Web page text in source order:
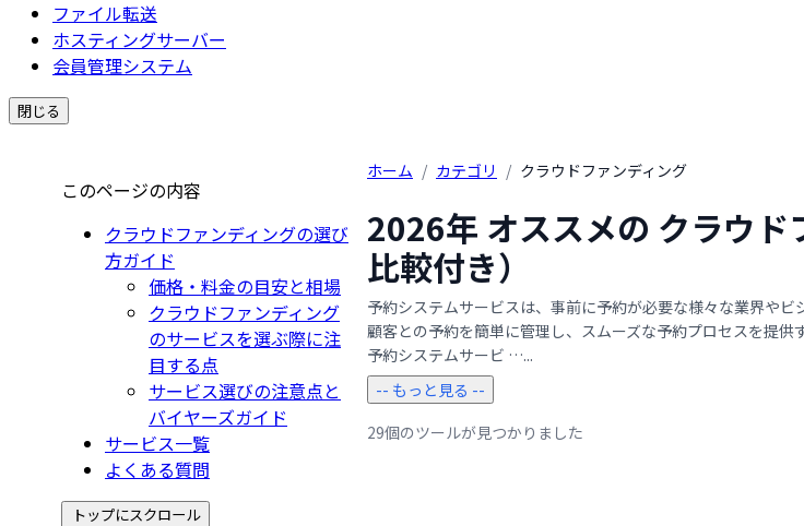
ファイル転送
ホスティングサーバー
会員管理システム
閉じる
このページの内容
クラウドファンディングの選び
方ガイド
価格・料金の目安と相場
クラウドファンディング
のサービスを選ぶ際に注
目する点
サービス選びの注意点と
バイヤーズガイド
サービス一覧
よくある質問
トップにスクロール
ホーム / カテゴリ / クラウドファンディング
2026年 オススメの クラウド
比較付き）
予約システムサービスは、事前に予約が必要な様々な業界や
顧客との予約を簡単に管理し、スムーズな予約プロセスを提
予約システムサービ …...
-- もっと見る --
29個のツールが見つかりました